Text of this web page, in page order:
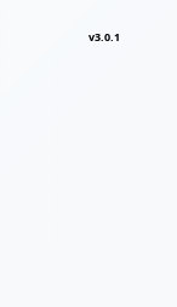
v3.0.1